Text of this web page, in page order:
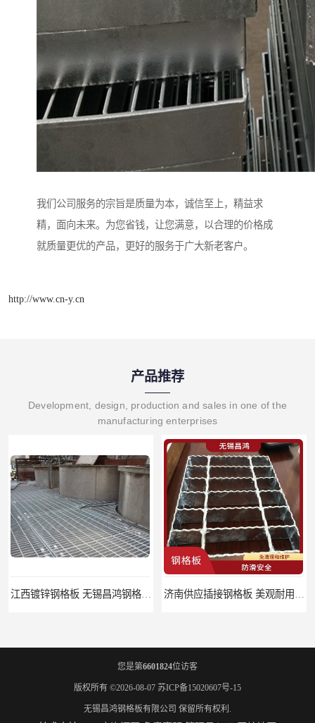
我们公司服务的宗旨是质量为本，诚信至上，精益求
精，面向未来。为您省钱，让您满意，以合理的价格成
就质量更优的产品，更好的服务于广大新老客户。
http://www.cn-y.cn
产品推荐
Development, design, production and sales in one of the
manufacturing enterprises
您是第6601824位访客
版权所有 ©2026-08-07 苏ICP备15020607号-15
无锡昌鸿钢格板有限公司 保留所有权利.